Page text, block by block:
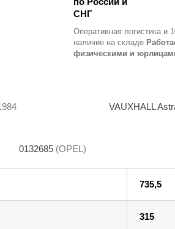
СНГ
Оперативная логистика и
наличие на складе
физическими и
VAUXHALL
0132685 (OPEL)
735,5
315